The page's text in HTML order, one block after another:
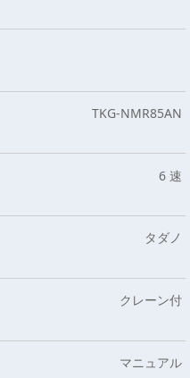
TKG-NMR85AN
6 速
タダノ
クレーン付
マニュアル